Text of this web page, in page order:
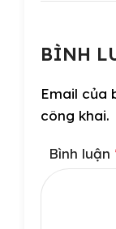
BÌNH
Email của
công khai.
Bình luận